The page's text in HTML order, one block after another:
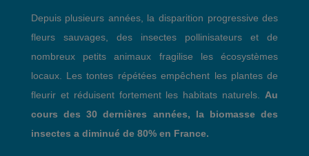
Depuis plusieurs années, la disparition progressive des
fleurs sauvages, des insectes pollinisateurs et de
nombreux petits animaux fragilise les écosystèmes
locaux. Les tontes répétées empêchent les plantes de
fleurir et réduisent fortement les habitats naturels. Au
cours des 30 dernières années, la biomasse des
insectes a diminué de 80% en France.